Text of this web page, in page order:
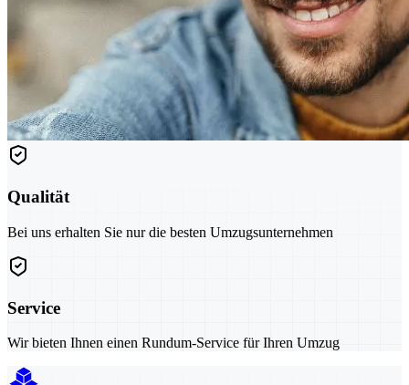
Qualität
Bei uns erhalten Sie nur die besten Umzugsunternehmen
Service
Wir bieten Ihnen einen Rundum-Service für Ihren Umzug